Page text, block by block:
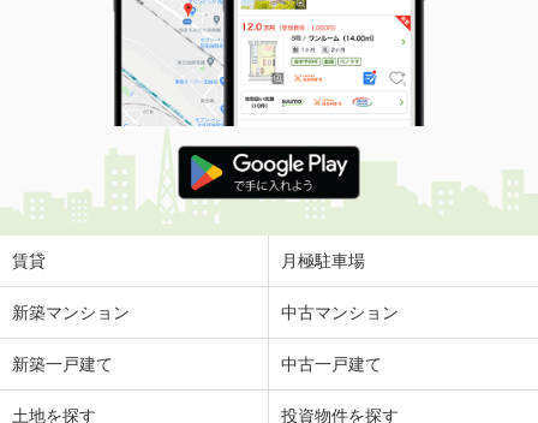
賃貸 月極駐車場
新築マンション 中古マンション
新築一戸建て 中古一戸建て
土地を探す 投資物件を探す